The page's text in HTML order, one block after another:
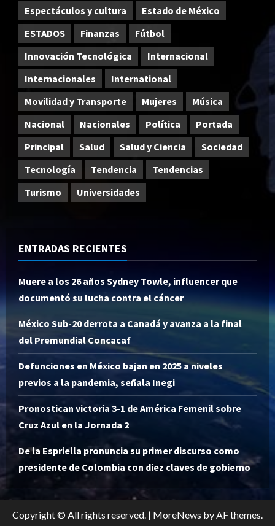
Espectáculos y cultura
Estado de México
ESTADOS
Finanzas
Fútbol
Innovación Tecnológica
Internacional
Internacionales
International
Movilidad y Transporte
Mujeres
Música
Nacional
Nacionales Política
Portada
Principal
Salud Salud y Ciencia
Sociedad
Tecnología
Tendencia
Tendencias
Turismo
Universidades
ENTRADAS RECIENTES
Muere a los 26 años Sydney Towle, influencer que
documentó su lucha contra el cáncer
México Sub-20 derrota a Canadá y avanza a la final
del Premundial Concacaf
Defunciones en México bajan en 2025 a niveles
previos a la pandemia, señala Inegi
Pronostican victoria 3-1 de América Femenil sobre
Cruz Azul en la Jornada 2
De la Espriella pronuncia su primer discurso como
presidente de Colombia con diez claves de gobierno
Copyright © All rights reserved. | MoreNews by AF themes.